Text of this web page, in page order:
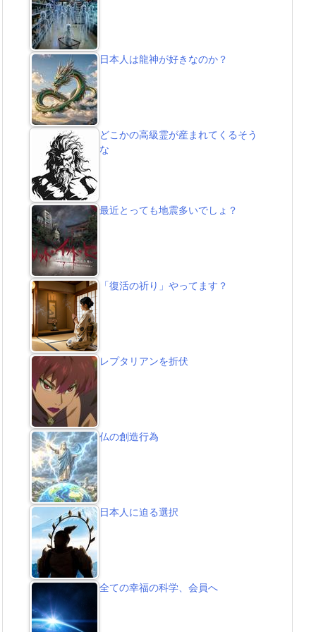
日本人は龍神が好きなのか？
どこかの高級霊が産まれてくるそう
な
最近とっても地震多いでしょ？
「復活の祈り」やってます？
レプタリアンを折伏
仏の創造行為
日本人に迫る選択
全ての幸福の科学、会員へ